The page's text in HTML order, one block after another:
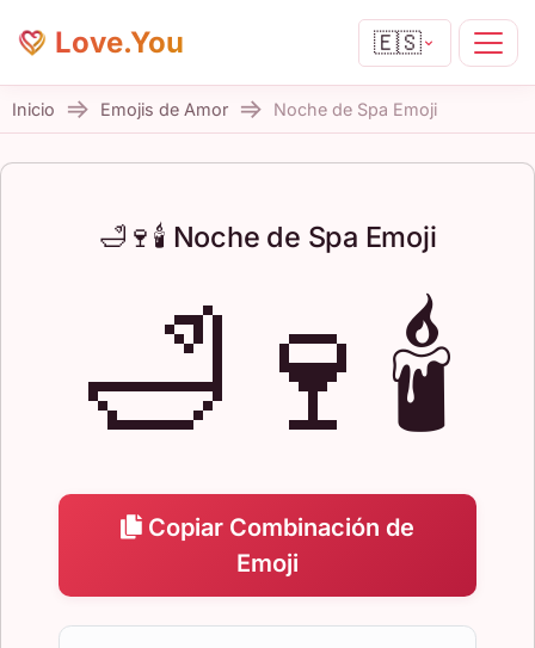
Love.You 🇪🇸
Inicio Emojis de Amor Noche de Spa Emoji
🛁🍷🕯️ Noche de Spa Emoji
🛁🍷🕯️
Copiar Combinación de
Emoji